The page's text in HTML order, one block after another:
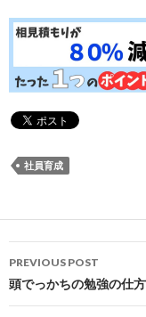
社員育成
Post
navigation
PREVIOUS POST
頭でっかちの勉強の仕